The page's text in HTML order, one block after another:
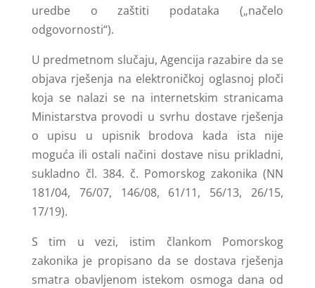
uredbe o zaštiti podataka („načelo
odgovornosti“).
U predmetnom slučaju, Agencija razabire da se
objava rješenja na elektroničkoj oglasnoj ploči
koja se nalazi se na internetskim stranicama
Ministarstva provodi u svrhu dostave rješenja
o upisu u upisnik brodova kada ista nije
moguća ili ostali načini dostave nisu prikladni,
sukladno čl. 384. č. Pomorskog zakonika (NN
181/04, 76/07, 146/08, 61/11, 56/13, 26/15,
17/19).
S tim u vezi, istim člankom Pomorskog
zakonika je propisano da se dostava rješenja
smatra obavljenom istekom osmoga dana od